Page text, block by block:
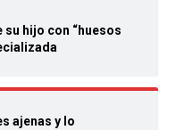
su hijo con “huesos
ajenas y lo